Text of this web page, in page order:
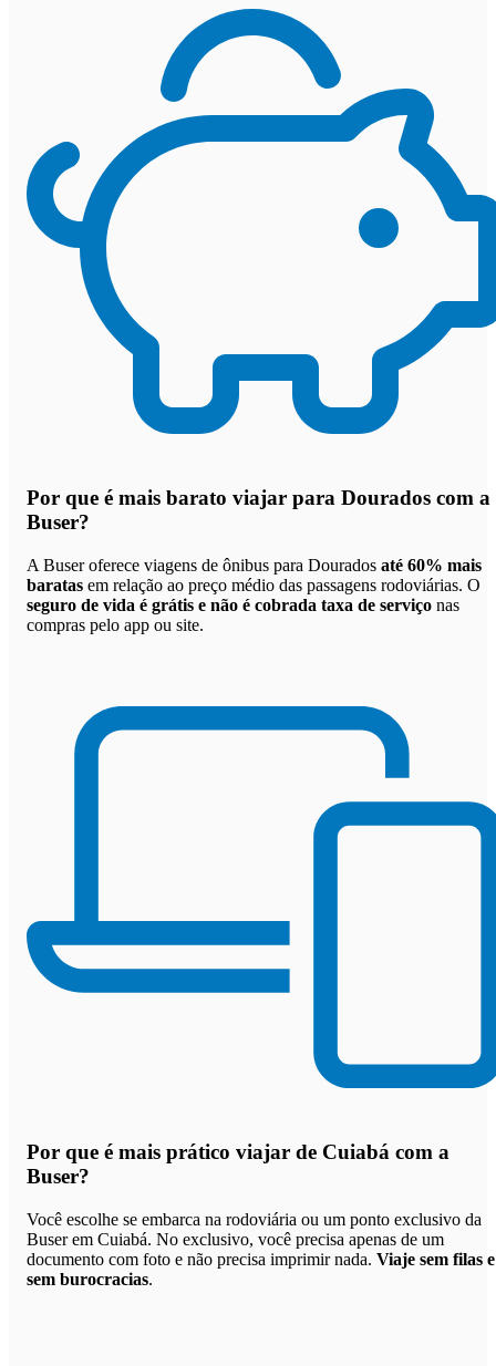
Por que é mais barato viajar para Dourados com a
Buser?
A Buser oferece viagens de ônibus para Dourados até 60% mais
baratas em relação ao preço médio das passagens rodoviárias. O
seguro de vida é grátis e não é cobrada taxa de serviço nas
compras pelo app ou site.
Por que é mais prático viajar de Cuiabá com a
Buser?
Você escolhe se embarca na rodoviária ou um ponto exclusivo da
Buser em Cuiabá. No exclusivo, você precisa apenas de um
documento com foto e não precisa imprimir nada. Viaje sem filas e
sem burocracias.